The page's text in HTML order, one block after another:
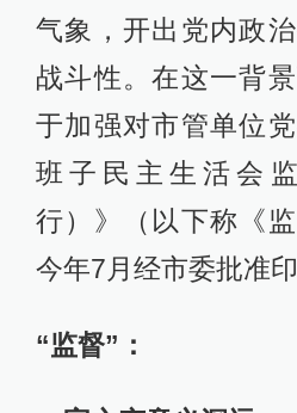
气象，开出党内政
战斗性。在这一背
于加强对市管单位
班子民主生活会
行）》（以下称《
今年7月经市委批准印
“监督”：